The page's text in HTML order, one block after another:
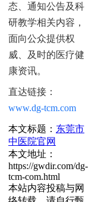
态、通知公告及科
研教学相关内容，
面向公众提供权
威、及时的医疗健
康资讯。
直达链接：
www.dg-tcm.com
本文标题： 东莞市
中医院官网
本文地址：
https://gwdir.com/dg-
tcm-com.html
本站内容投稿与网